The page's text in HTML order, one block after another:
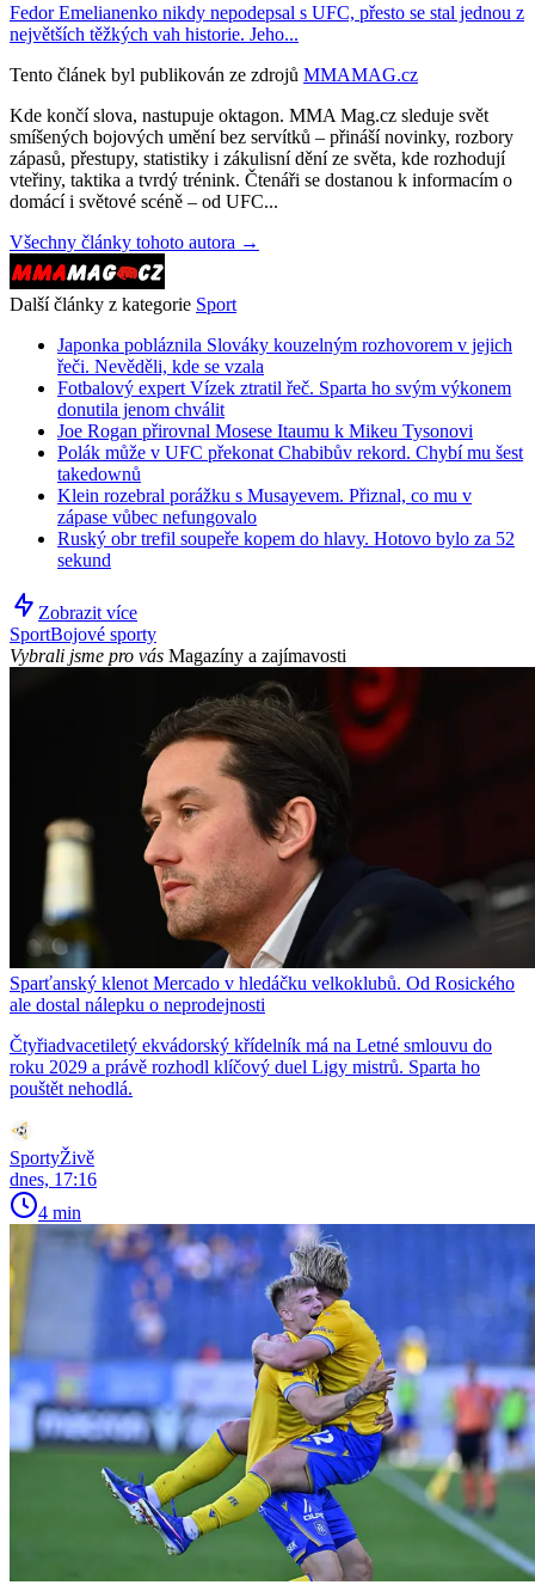
Fedor Emelianenko nikdy nepodepsal s UFC, přesto se stal jednou z
největších těžkých vah historie. Jeho...
Tento článek byl publikován ze zdrojů MMAMAG.cz
Kde končí slova, nastupuje oktagon. MMA Mag.cz sleduje svět
smíšených bojových umění bez servítků – přináší novinky, rozbory
zápasů, přestupy, statistiky i zákulisní dění ze světa, kde rozhodují
vteřiny, taktika a tvrdý trénink. Čtenáři se dostanou k informacím o
domácí i světové scéně – od UFC...
Všechny články tohoto autora →
Další články z kategorie Sport
Japonka pobláznila Slováky kouzelným rozhovorem v jejich
řeči. Nevěděli, kde se vzala
Fotbalový expert Vízek ztratil řeč. Sparta ho svým výkonem
donutila jenom chválit
Joe Rogan přirovnal Mosese Itaumu k Mikeu Tysonovi
Polák může v UFC překonat Chabibův rekord. Chybí mu šest
takedownů
Klein rozebral porážku s Musayevem. Přiznal, co mu v
zápase vůbec nefungovalo
Ruský obr trefil soupeře kopem do hlavy. Hotovo bylo za 52
sekund
Zobrazit více
SportBojové sporty
Vybrali jsme pro vás Magazíny a zajímavosti
Sparťanský klenot Mercado v hledáčku velkoklubů. Od Rosického
ale dostal nálepku o neprodejnosti
Čtyřiadvacetiletý ekvádorský křídelník má na Letné smlouvu do
roku 2029 a právě rozhodl klíčový duel Ligy mistrů. Sparta ho
pouštět nehodlá.
SportyŽivě
dnes, 17:16
4 min